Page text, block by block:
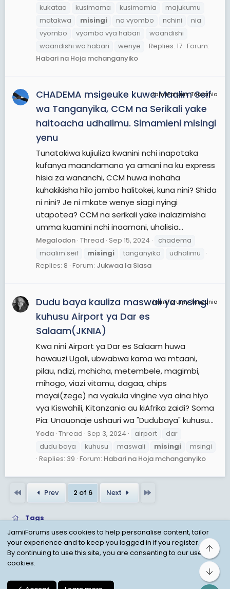
kukataa
kusimama kusimamia
majukumu
matakwa
misingi na vyombo nchini
nia
vyombo
vyombo vya habari
waandishi
waandishi wa habari
wenye Replies: 17 Forum:
Habari na Hoja mchanganyiko
JamiiForums Tanzania
CHADEMA msigeuke kuwa Maalim Seif
wa Tanganyika, CCM na Serikali yake
haitoacha udhalimu. Simamieni misingi
yenu
Tunatakiwa kujiuliza kwanini nchi inapotaka
kufanya maandamano ya amani na ku express
hisia za wananchi, CCM huwa inahaha
kuhakikisha hilo jambo halitokei, kuna nini? Shida
ni nini? Je ni mkate wenye siagi nyingi
utapotea? CCM na serikali yake inalazimisha
umma kuamini nchi inaamani, uhalisia...
Megalodon Thread Sep 15, 2024
chadema
maalim seif
misingi tanganyika
udhalimu
Replies: 8 Forum: Jukwaa la Siasa
JamiiForums Tanzania
Dudu baya kauliza maswali ya msingi
kuhusu Airport ya Dar es
Salaam(JKNIA)
Kwa nini Airport ya Dar es Salaam huwa
hawauzi Ugali, ubwabwa kama wa mtaani,
pilau, ndizi, mchicha, metembele, magimbi,
mihogo, viazi vitamu, dagaa, chips
mayai(zege) na vyakula vingine vya aina hiyo
vya Kiswahili, Kitanzania au kiAfrika zaidi? Soma
Pia: Unauonaje ushauri wa "Dudubaya" kuhusu...
Yoda Thread Sep 3, 2024 airport
dar
dudu baya
kuhusu maswali misingi
msingi
Replies: 39 Forum: Habari na Hoja mchanganyiko
Prev 2 of 6 Next
Tags
Child Protection Policy
Personal Data Protection
JamiiForums uses cookies to help personalise content, tailor
your experience and to keep you logged in if you register.
By continuing to use this site, you are consenting to our use of
cookies.
Top